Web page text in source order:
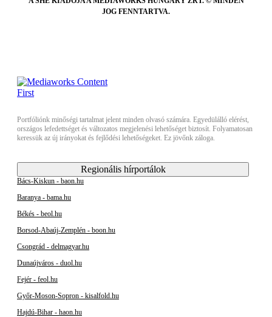
JOG FENNTARTVA.
Portfóliónk minőségi tartalmat jelent minden olvasó számára. Egyedülálló elérést,
országos lefedettséget és változatos megjelenési lehetőséget biztosít. Folyamatosan
keressük az új irányokat és fejlődési lehetőségeket. Ez jövőnk záloga.
Regionális hírportálok
Bács-Kiskun - baon.hu
Baranya - bama.hu
Békés - beol.hu
Borsod-Abaúj-Zemplén - boon.hu
Csongrád - delmagyar.hu
Dunaújváros - duol.hu
Fejér - feol.hu
Győr-Moson-Sopron - kisalfold.hu
Hajdú-Bihar - haon.hu